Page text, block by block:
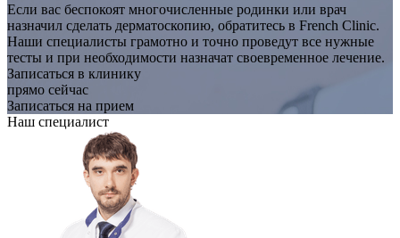
Если вас беспокоят многочисленные родинки или врач
назначил сделать дерматоскопию, обратитесь в French Clinic.
Наши специалисты грамотно и точно проведут все нужные
тесты и при необходимости назначат своевременное лечение.
Записаться в клинику
прямо сейчас
Записаться на прием
Наш специалист